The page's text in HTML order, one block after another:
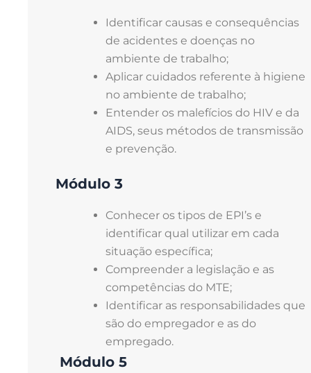
Identificar causas e consequências
de acidentes e doenças no
ambiente de trabalho;
Aplicar cuidados referente à higiene
no ambiente de trabalho;
Entender os malefícios do HIV e da
AIDS, seus métodos de transmissão
e prevenção.
Módulo 3
Conhecer os tipos de EPI’s e
identificar qual utilizar em cada
situação específica;
Compreender a legislação e as
competências do MTE;
Identificar as responsabilidades que
são do empregador e as do
empregado.
Módulo 5